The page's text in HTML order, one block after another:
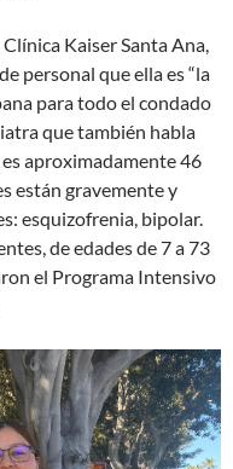
Kaiser Santa Ana,
personal que ella es “la
para todo el condado
que también habla
es aproximadamente 46
están gravemente y
esquizofrenia, bipolar.
de edades de 7 a 73
el Programa Intensivo